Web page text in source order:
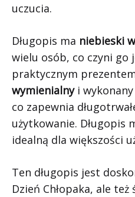
uczucia.
Długopis ma niebieski
wielu osób, co czyni go
praktycznym
wymienialnyi
co zapewnia
użytkowanie. Długopis
idealną dla większości
Ten długopis jest
Dzień Chłopaka, ale